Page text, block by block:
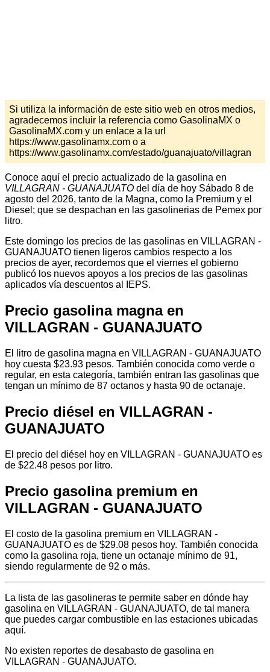
Si utiliza la información de este sitio web en otros medios,
agradecemos incluir la referencia como GasolinaMX o
GasolinaMX.com y un enlace a la url
https://www.gasolinamx.com o a
https://www.gasolinamx.com/estado/guanajuato/villagran
Conoce aquí el precio actualizado de la gasolina en
VILLAGRAN - GUANAJUATO del día de hoy Sábado 8 de
agosto del 2026, tanto de la Magna, como la Premium y el
Diesel; que se despachan en las gasolinerias de Pemex por
litro.
Este domingo los precios de las gasolinas en VILLAGRAN -
GUANAJUATO tienen ligeros cambios respecto a los
precios de ayer, recordemos que el viernes el gobierno
publicó los nuevos apoyos a los precios de las gasolinas
aplicados vía descuentos al IEPS.
Precio gasolina magna en
VILLAGRAN - GUANAJUATO
El litro de gasolina magna en VILLAGRAN - GUANAJUATO
hoy cuesta $23.93 pesos. También conocida como verde o
regular, en esta categoría, también entran las gasolinas que
tengan un mínimo de 87 octanos y hasta 90 de octanaje.
Precio diésel en VILLAGRAN -
GUANAJUATO
El precio del diésel hoy en VILLAGRAN - GUANAJUATO es
de $22.48 pesos por litro.
Precio gasolina premium en
VILLAGRAN - GUANAJUATO
El costo de la gasolina premium en VILLAGRAN -
GUANAJUATO es de $29.08 pesos hoy. También conocida
como la gasolina roja, tiene un octanaje mínimo de 91,
siendo regularmente de 92 o más.
La lista de las gasolineras te permite saber en dónde hay
gasolina en VILLAGRAN - GUANAJUATO, de tal manera
que puedes cargar combustible en las estaciones ubicadas
aquí.
No existen reportes de desabasto de gasolina en
VILLAGRAN - GUANAJUATO.